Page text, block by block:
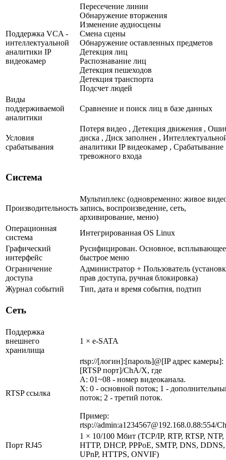
Поддержка VCA -
интеллектуальной
аналитики IP
видеокамер
Пересечение линии
Обнаружение вторжения
Изменение аудиосцены
Смена сцены
Обнаружение оставленных предметов
Детекция лиц
Распознавание лиц
Детекция пешеходов
Детекция транспорта
Подсчет людей
Виды
поддерживаемой
аналитики
Сравнение и поиск лиц в базе данных
Условия
срабатывания
Потеря видео , Детекция движения ,
диска , Диск заполнен ,
аналитики IP видеокамер , Срабатывание
тревожного входа
Система
Производительность
Мультиплекс (одновременно: живое
запись, воспроизведение, сеть,
архивирование, меню)
Операционная
система
Интегрированная OS Linux
Графический
интерфейс
Русифицирован. Основное,
быстрое меню
Ограничение
доступа
Администратор + Пользователь
прав доступа, ручная блокировка)
Журнал событий
Тип, дата и время события, подтип
Сеть
Поддержка
внешнего
хранилища
1 × e-SATA
RTSP ссылка
rtsp://[логин]:[пароль]@[IP адрес камеры]:
[RTSP порт]/ChA/X, где
A: 01~08 - номер видеоканала.
X: 0 - основной поток; 1 -
поток; 2 - третий поток.
Пример:
rtsp://admin:a1234567@192.168.0.88:554/
Порт RJ45
1 × 10/100 Мбит (TCP/IP, RTP, RTSP, NTP,
HTTP, DHCP, PPPoE, SMTP, DNS, DDNS,
UPnP, HTTPS, ONVIF)